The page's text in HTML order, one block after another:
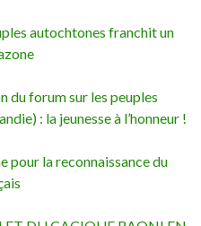
autochtones franchit un
du forum sur les peuples
: la jeunesse à l’honneur !
la reconnaissance du